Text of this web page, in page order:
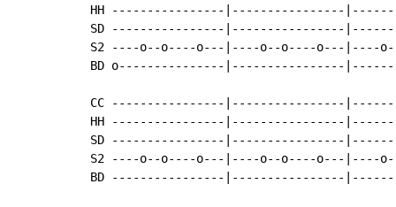
HH ----------------|----------------
SD ----------------|----------------
S2 ----o--o----o---|----o--o----o---|----
BD o---------------|----------------
CC ----------------|----------------
HH ----------------|----------------
SD ----------------|----------------
S2 ----o--o----o---|----o--o----o---|----
BD ----------------|----------------